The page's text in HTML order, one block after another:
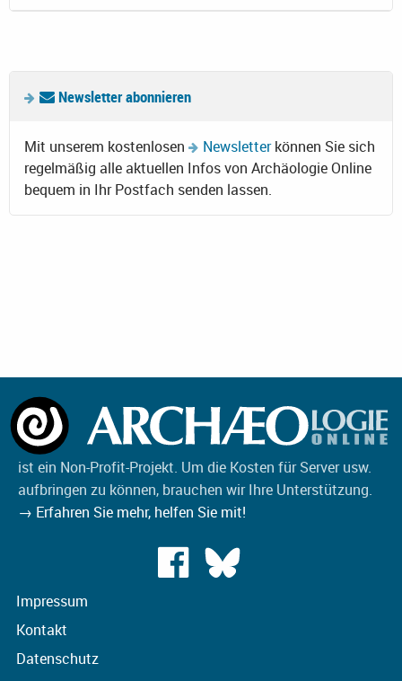
Newsletter abonnieren
Mit unserem kostenlosen Newsletterkönnen Sie sich
regelmäßig alle aktuellen Infos von Archäologie Online
bequem in Ihr Postfach senden lassen.
ist ein Non-Profit-Projekt. Um die Kosten für Server usw.
aufbringen zu können, brauchen wir Ihre Unterstützung.
→ Erfahren Sie mehr, helfen Sie mit!
Impressum
Kontakt
Datenschutz